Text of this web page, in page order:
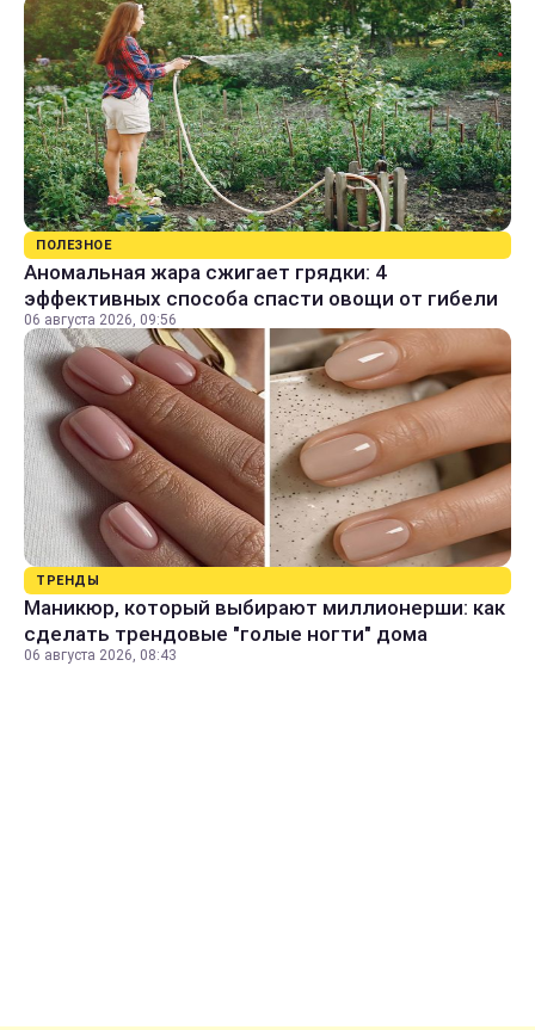
ПОЛЕЗНОЕ
Аномальная жара сжигает грядки: 4
эффективных способа спасти овощи от гибели
06 августа 2026, 09:56
ТРЕНДЫ
Маникюр, который выбирают миллионерши: как
сделать трендовые "голые ногти" дома
06 августа 2026, 08:43